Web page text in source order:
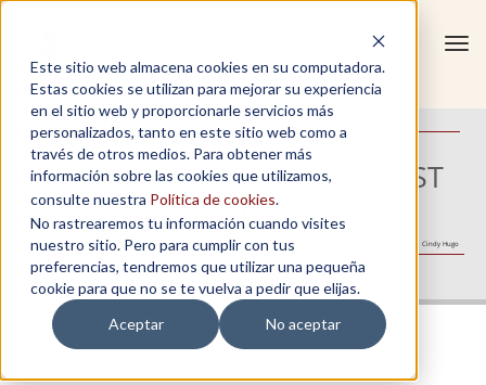
Este sitio web almacena cookies en su computadora.
Estas cookies se utilizan para mejorar su experiencia
en el sitio web y proporcionarle servicios más
personalizados, tanto en este sitio web como a
través de otros medios. Para obtener más
información sobre las cookies que utilizamos,
consulte nuestra Política de cookies.
No rastrearemos tu información cuando visites
nuestro sitio. Pero para cumplir con tus
preferencias, tendremos que utilizar una pequeña
cookie para que no se te vuelva a pedir que elijas.
Aceptar
No aceptar
CUSTOMER EXPERIENCE POST
COVID-19
Autor: Cindy Hugo
Calidad académica para el talento